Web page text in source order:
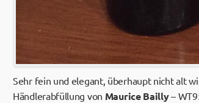
Sehr fein und elegant, überhaupt nicht alt
Händlerabfüllung von Maurice Bailly–